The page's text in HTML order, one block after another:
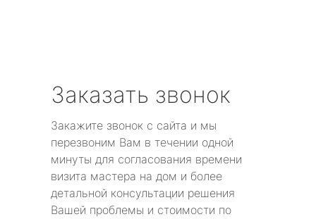
Заказать звонок
Закажите звонок с сайта и мы
перезвоним Вам в течении одной
минуты для согласования времени
визита мастера на дом и более
детальной консультации решения
Вашей проблемы и стоимости по